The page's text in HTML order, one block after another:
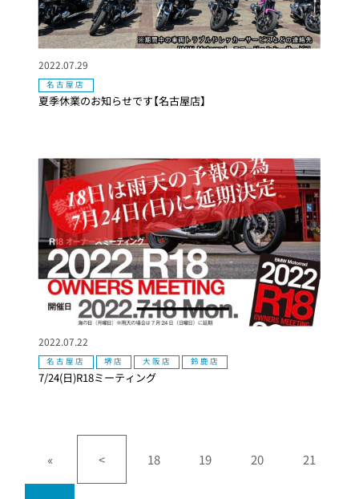
夏季休業のお知らせです【名古屋店】
2022.07.29
名古屋店
7/24(日)R18ミーティング
2022.07.22
名古屋店 堺店 大阪店 鈴鹿店
« < 18 19 20 21